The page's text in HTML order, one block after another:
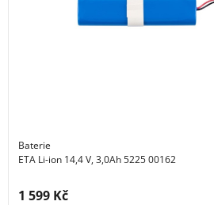
Baterie
ETA Li-ion 14,4 V, 3,0Ah 5225 00162
Cena s DPH:
1 599 Kč